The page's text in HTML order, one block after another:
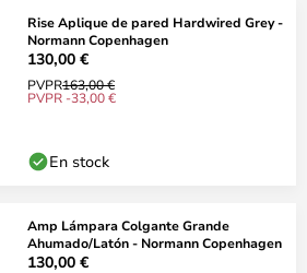
Rise Aplique de pared Hardwired Grey -
Normann Copenhagen
130,00 €
PVPR163,00 €
PVPR -33,00 €
En stock
Amp Lámpara Colgante Grande
Ahumado/Latón - Normann Copenhagen
130,00 €